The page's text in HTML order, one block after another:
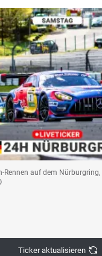
Rennen auf dem
Ticker aktualisieren